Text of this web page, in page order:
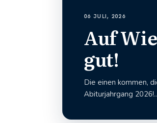
Auf
gut!
Die einen kommen,
Abiturjahrgang
06 JULI, 2026